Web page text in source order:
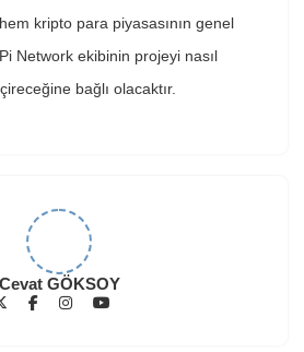
kripto para piyasasının genel
Network ekibinin projeyi nasıl
bağlı olacaktır.
Cevat GÖKSOY